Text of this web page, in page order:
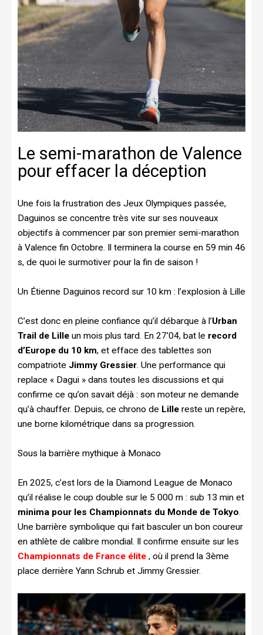
Le semi-marathon de Valence
pour effacer la déception
Une fois la frustration des Jeux Olympiques passée,
Daguinos se concentre très vite sur ses nouveaux
objectifs à commencer par son premier semi-marathon
à Valence fin Octobre. Il terminera la course en 59 min 46
s, de quoi le surmotiver pour la fin de saison !
Un Étienne Daguinos record sur 10 km : l’explosion à Lille
C’est donc en pleine confiance qu’il débarque à l’Urban
Trail de Lille un mois plus tard. En 27’04, bat le record
d’Europe du 10 km, et efface des tablettes son
compatriote Jimmy Gressier. Une performance qui
replace « Dagui » dans toutes les discussions et qui
confirme ce qu’on savait déjà : son moteur ne demande
qu’à chauffer. Depuis, ce chrono de Lille reste un repère,
une borne kilométrique dans sa progression.
Sous la barrière mythique à Monaco
En 2025, c’est lors de la Diamond League de Monaco
qu’il réalise le coup double sur le 5 000 m : sub 13 min et
minima pour les Championnats du Monde de Tokyo.
Une barrière symbolique qui fait basculer un bon coureur
en athlète de calibre mondial. Il confirme ensuite sur les
Championnats de France élite , où il prend la 3ème
place derrière Yann Schrub et Jimmy Gressier.